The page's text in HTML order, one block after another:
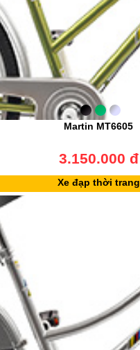
Martin MT6605
3.150.000 đ
Xe đạp thời trang